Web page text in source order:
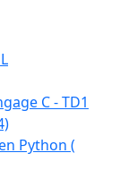
C - TD1
Python (